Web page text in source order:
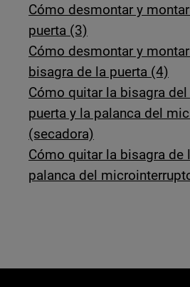
Cómo desmontar y
puerta (3)
Cómo desmontar y
bisagra de la puerta (4)
Cómo quitar la bisagra
puerta y la palanca del
(secadora)
Cómo quitar la bisagra de
palanca del